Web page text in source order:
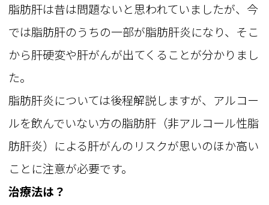
脂肪肝は昔は問題ないと思われていましたが、今
では脂肪肝のうちの一部が脂肪肝炎になり、そこ
から肝硬変や肝がんが出てくることが分かりまし
た。
脂肪肝炎については後程解説しますが、アルコー
ルを飲んでいない方の脂肪肝（非アルコール性脂
肪肝炎）による肝がんのリスクが思いのほか高い
ことに注意が必要です。
治療法は？